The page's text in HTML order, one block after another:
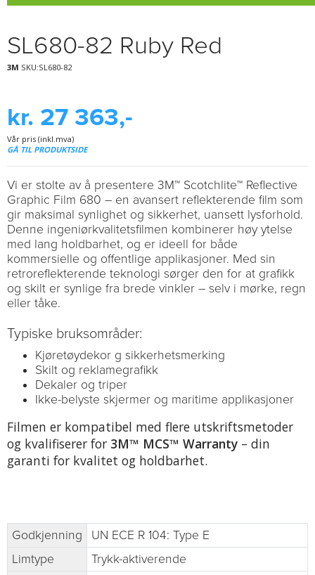
SL680-82 Ruby Red
3M SKU:SL680-82
kr. 27 363,-
Vår pris (inkl.mva)
GÅ TIL PRODUKTSIDE
Vi er stolte av å presentere 3M™ Scotchlite™ Reflective
Graphic Film 680 – en avansert reflekterende film som
gir maksimal synlighet og sikkerhet, uansett lysforhold.
Denne ingeniørkvalitetsfilmen kombinerer høy ytelse
med lang holdbarhet, og er ideell for både
kommersielle og offentlige applikasjoner. Med sin
retroreflekterende teknologi sørger den for at grafikk
og skilt er synlige fra brede vinkler – selv i mørke, regn
eller tåke.
Typiske bruksområder:
Kjøretøydekor g sikkerhetsmerking
Skilt og reklamegrafikk
Dekaler og triper
Ikke-belyste skjermer og maritime applikasjoner
Filmen er kompatibel med flere utskriftsmetoder
og kvalifiserer for 3M™ MCS™ Warranty – din
garanti for kvalitet og holdbarhet.
Godkjenning
UN ECE R 104: Type E
Limtype
Trykk-aktiverende